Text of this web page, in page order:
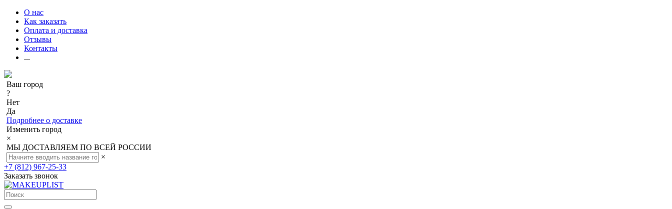
О нас
Как заказать
Оплата и доставка
Отзывы
Контакты
...
Ваш город
?
Нет
Да
Подробнее о доставке
Изменить город
×
МЫ ДОСТАВЛЯЕМ ПО ВСЕЙ РОССИИ
×
+7 (812) 967-25-33
Заказать звонок